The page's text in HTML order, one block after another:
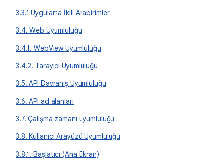
3.3.1 Uygulama İkili Arabirimleri
3.4. Web Uyumluluğu
3.4.1. WebView Uyumluluğu
3.4.2. Tarayıcı Uyumluluğu
3.5. API Davranış Uyumluluğu
3.6. API ad alanları
3.7. Çalışma zamanı uyumluluğu
3.8. Kullanıcı Arayüzü Uyumluluğu
3.8.1. Başlatıcı (Ana Ekran)